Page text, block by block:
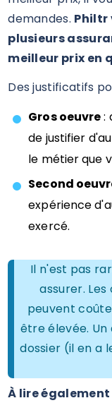
demandes. Philtr
plusieurs
meilleur prix en
Des justificatifs
Gros oeuvre:
de justifier
le métier que
Second
expérience
exercé.
Il n'est pas
assurer.
peuvent
être élevée.
dossier (il en a
À lire également